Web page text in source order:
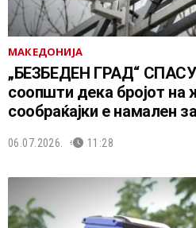
МАКЕДОНИЈА
„БЕЗБЕДЕН ГРАД“
соопшти дека бројот на
сообраќајки е намален
06.07.2026. 11:28